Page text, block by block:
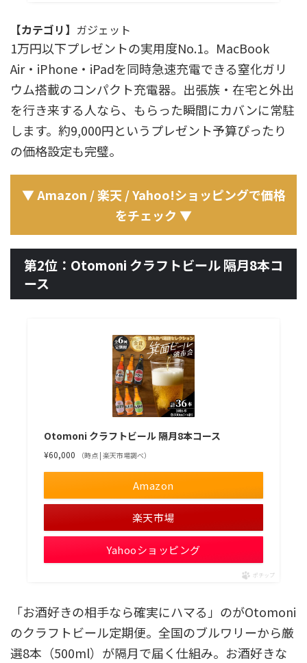
【カテゴリ】 ガジェット
1万円以下プレゼントの実用度No.1。MacBook
Air・iPhone・iPadを同時急速充電できる窒化ガリ
ウム搭載のコンパクト充電器。出張族・在宅と外出
を行き来する人なら、もらった瞬間にカバンに常駐
します。約9,000円というプレゼント予算ぴったり
の価格設定も完璧。
▼ Amazon / 楽天 / Yahoo!ショッピングで価格
をチェック ▼
第2位：Otomoni クラフトビール 隔月8本コ
ース
Otomoni クラフトビール 隔月8本コース
¥60,000 （時点 | 楽天市場調べ）
Amazon
楽天市場
Yahooショッピング
ポチップ
「お酒好きの相手なら確実にハマる」のがOtomoni
のクラフトビール定期便。全国のブルワリーから厳
選8本（500ml）が隔月で届く仕組み。お酒好きな